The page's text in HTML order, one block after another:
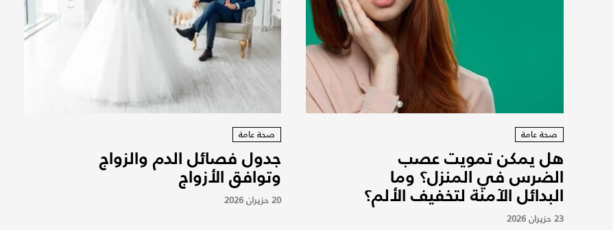
صحة عامة
هل يمكن تمويت عصب
الضرس في المنزل؟ وما
البدائل الآمنة لتخفيف الألم؟
23 حزيران 2026
صحة عامة
جدول فصائل الدم والزواج
وتوافق الأزواج
20 حزيران 2026